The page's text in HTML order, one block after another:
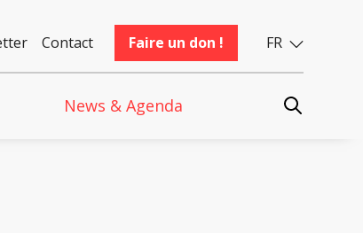
Contact Faire un don ! FR
News & Agenda